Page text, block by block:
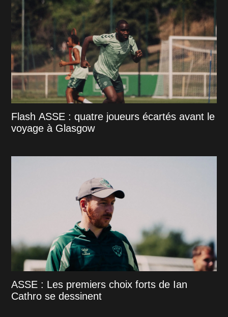
Flash ASSE : quatre joueurs écartés avant le
voyage à Glasgow
ASSE : Les premiers choix forts de Ian
Cathro se dessinent